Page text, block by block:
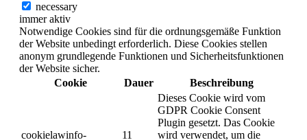
necessary
immer aktiv
Notwendige Cookies sind für die ordnungsgemäße Funktion
der Website unbedingt erforderlich. Diese Cookies stellen
anonym grundlegende Funktionen und Sicherheitsfunktionen
der Website sicher.
Cookie
Dauer Beschreibung
cookielawinfo-
11
Dieses Cookie wird vom
GDPR Cookie Consent
Plugin gesetzt. Das Cookie
wird verwendet, um die